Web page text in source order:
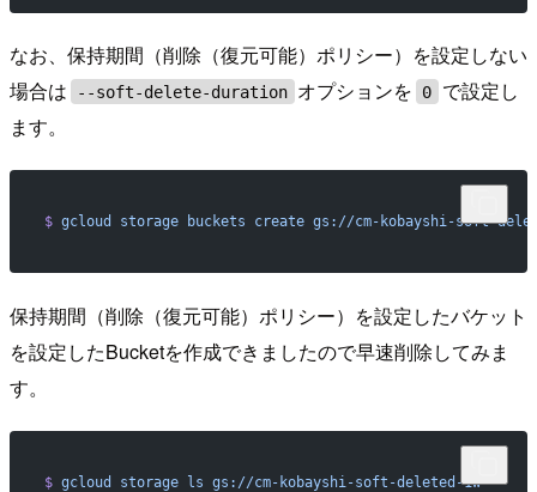
なお、保持期間（削除（復元可能）ポリシー）を設定しない
場合は
--soft-delete-duration オプションを 0
で設定し
ます。
$ gcloud storage buckets create gs://cm-kobayshi-soft-
保持期間（削除（復元可能）ポリシー）を設定したバケット
を設定したBucketを作成できましたので早速削除してみま
す。
$ gcloud storage ls gs://cm-kobayshi-soft-deleted-1w